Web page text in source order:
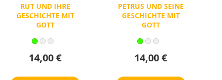
RUT UND IHRE
GESCHICHTE MIT
GOTT
14,00 €
PETRUS UND SEINE
GESCHICHTE MIT
GOTT
14,00 €